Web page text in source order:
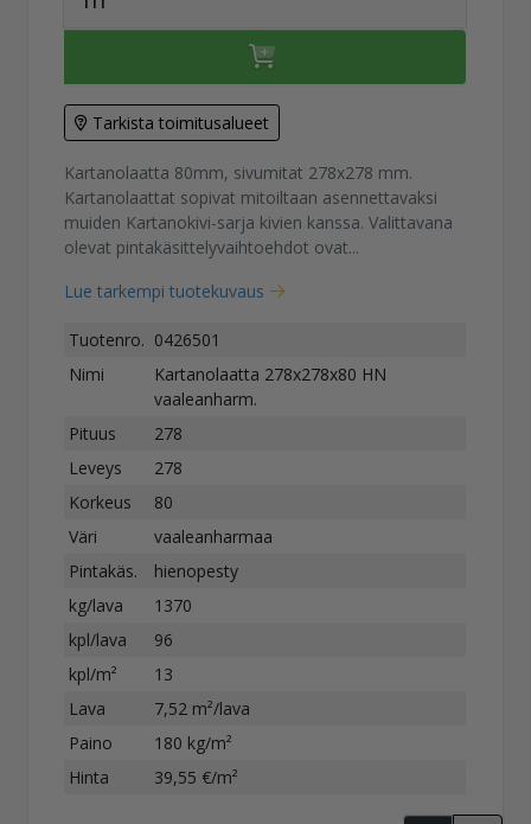
Tarkista toimitusalueet
Kartanolaatta 80mm, sivumitat 278x278 mm.
Kartanolaattat sopivat mitoiltaan asennettavaksi
muiden Kartanokivi-sarja kivien kanssa. Valittavana
olevat pintakäsittelyvaihtoehdot ovat...
Lue tarkempi tuotekuvaus
Tuotenro. 0426501
Nimi
Kartanolaatta 278x278x80 HN
vaaleanharm.
Pituus
278
Leveys
278
Korkeus
80
Väri
vaaleanharmaa
Pintakäs.
hienopesty
kg/lava
1370
kpl/lava
96
kpl/m²
13
Lava
7,52 m²/lava
Paino
180 kg/m²
Hinta
39,55 €/m²